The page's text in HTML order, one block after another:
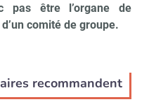
pas être l’organe de
comité de groupe.
recommandent